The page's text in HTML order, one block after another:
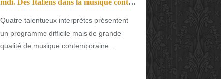
mdi. Des Italiens dans la musique contemporaine
Quatre talentueux interprètes présentent
un programme difficile mais de grande
qualité de musique contemporaine...